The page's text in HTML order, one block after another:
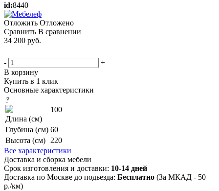
id:8440
Отложить Отложено
Сравнить В сравнении
34 200 руб.
-
+
В корзину
Купить в 1 клик
Основные характеристики
?
Длина (см)
100
Глубина (см) 60
Высота (см)
220
Все характеристики
Доставка и сборка мебели
Срок изготовления и доставки: 10-14 дней
Доставка по Москве до подьезда: Бесплатно (За МКАД - 50
р./км)